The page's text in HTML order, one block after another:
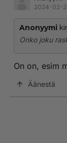
2024-02-
Anonyymi
Onko joku
On on, esim
Äänestä